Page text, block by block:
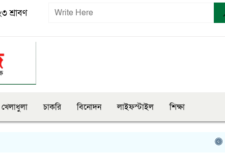
শ্রাবণ
খেলাধুলা চাকরি বিনোদন লাইফস্টাইল শিক্ষা